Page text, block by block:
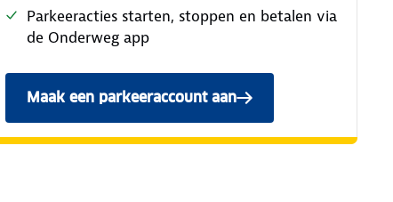
Parkeeracties starten, stoppen en betalen via
de Onderweg app
Maak een parkeeraccount aan